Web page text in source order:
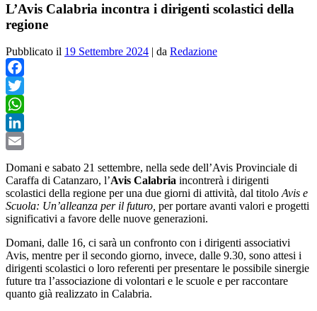
L’Avis Calabria incontra i dirigenti scolastici della
regione
Pubblicato il 19 Settembre 2024 | da Redazione
Facebook
Twitter
WhatsApp
LinkedIn
Domani e sabato 21 settembre, nella sede dell’Avis Provinciale di
Caraffa di Catanzaro, l’Avis Calabria incontrerà i dirigenti
scolastici della regione per una due giorni di attività, dal titoloAvis e
Scuola: Un’alleanza per il futuro, per portare avanti valori e progetti
significativi a favore delle nuove generazioni.
Domani, dalle 16, ci sarà un confronto con i dirigenti associativi
Avis, mentre per il secondo giorno, invece, dalle 9.30, sono attesi i
dirigenti scolastici o loro referenti per presentare le possibile sinergie
future tra l’associazione di volontari e le scuole e per raccontare
quanto già realizzato in Calabria.